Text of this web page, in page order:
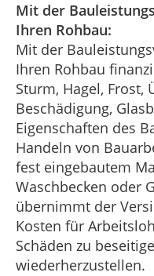
Mit der
Ihren Rohbau:
Mit der
Ihren Rohbau
Sturm, Hagel,
Beschädigung,
Eigenschaften des
Handeln von
fest eingebautem
Waschbecken oder
übernimmt der
Kosten für
Schäden zu
wiederherzustellen.